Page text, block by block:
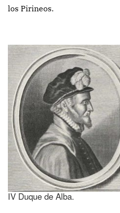
los Pirineos.
IV Duque de Alba.